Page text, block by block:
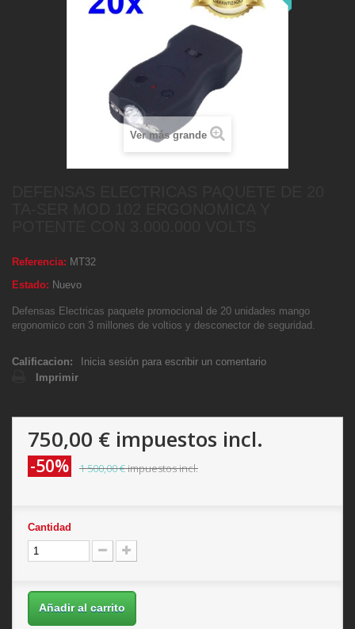
Ver más grande
Referencia: MT32
Estado: Nuevo
Defensas Electricas paquete promocional de 20 unidades mango
ergonomico con 3 millones de voltios y desconector de seguridad.
Calificacion:
Inicia sesión para escribir un comentario
Imprimir
750,00 € impuestos incl.
-50% 1 500,00 €impuestos incl.
Cantidad
Añadir al carrito